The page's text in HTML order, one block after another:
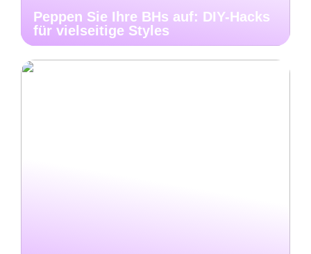
Peppen Sie Ihre BHs auf: DIY-Hacks
für vielseitige Styles